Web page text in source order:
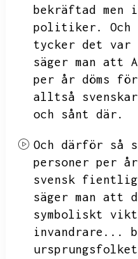
bekräftad men
politiker.
tycker det
säger man att
per år döms
alltså svenskar
och sånt där.
Och därför så
personer per
svensk
säger man att
symboliskt
invandrare...